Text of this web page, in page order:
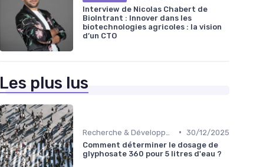
Interview de Nicolas Chabert de
BioIntrant : Innover dans les
biotechnologies agricoles : la vision
d’un CTO
Les plus lus
• 30/12/2025
Comment déterminer le dosage de
glyphosate 360 pour 5 litres d'eau ?